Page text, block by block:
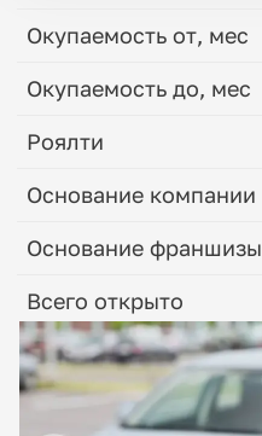
Окупаемость от, мес
Окупаемость до, мес
Роялти
Основание компании
Основание франшизы
Всего открыто